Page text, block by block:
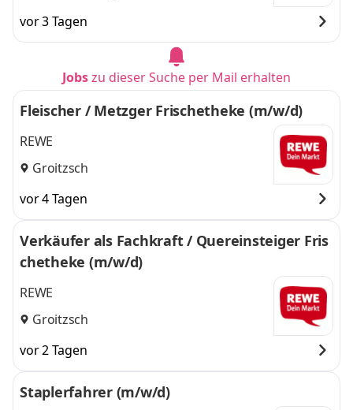
vor 3 Tagen
Jobszu dieser Suche per Mail erhalten
Fleischer / Metzger Frischetheke (m/w/d)
REWE
Groitzsch
vor 4 Tagen
Verkäufer als Fachkraft / Quereinsteiger Fris
chetheke (m/w/d)
REWE
Groitzsch
vor 2 Tagen
Staplerfahrer (m/w/d)